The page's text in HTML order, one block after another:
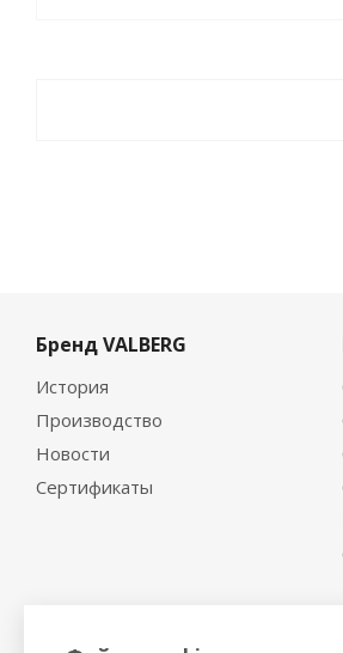
Бренд VALBERG
История
Производство
Новости
Сертификаты